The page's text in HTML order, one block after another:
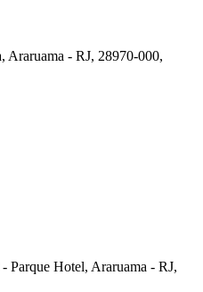
Araruama - RJ, 28970-000,
Parque Hotel, Araruama - RJ,